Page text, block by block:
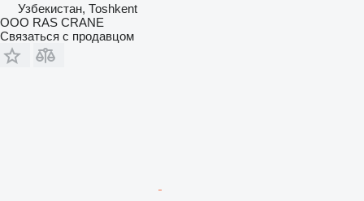
Узбекистан, Тоshkent
ООО RAS CRANE
Связаться с продавцом